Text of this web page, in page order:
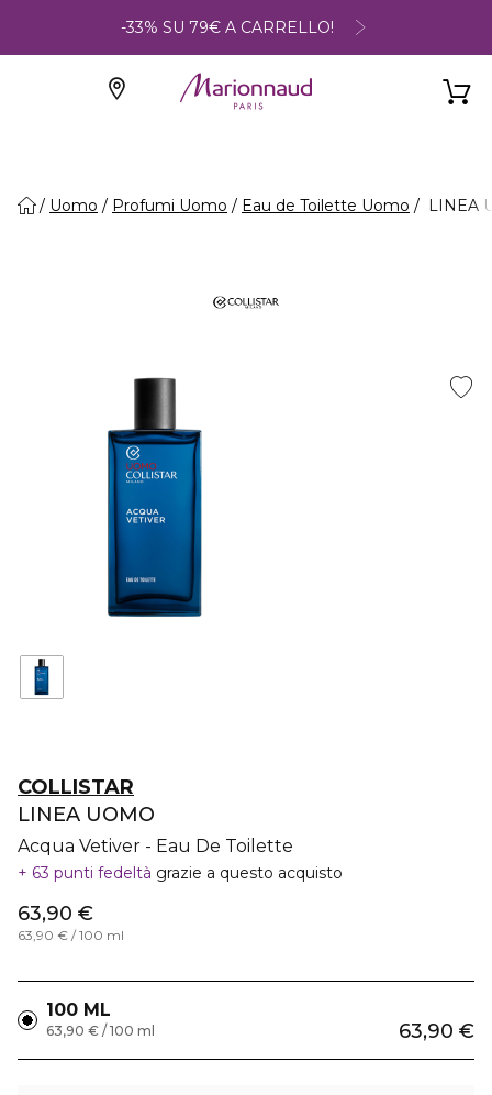
-33% SU 79€ A CARRELLO!
Uomo Profumi Uomo Eau de Toilette Uomo LINEA
COLLISTAR
LINEA UOMO
Acqua Vetiver - Eau De Toilette
63 punti fedeltà grazie a questo acquisto
63,90 €
63,90 € / 100 ml
100 ML
63,90 €
63,90 € / 100 ml